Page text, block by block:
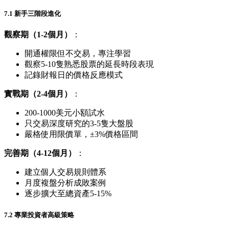
7.1 新手三階段進化
觀察期（1-2個月） ：
開通權限但不交易，專注學習
觀察5-10隻熟悉股票的延長時段表現
記錄財報日的價格反應模式
實戰期（2-4個月） ：
200-1000美元小額試水
只交易深度研究的3-5隻大盤股
嚴格使用限價單，±3%價格區間
完善期（4-12個月） ：
建立個人交易規則體系
月度複盤分析成敗案例
逐步擴大至總資產5-15%
7.2 專業投資者高級策略